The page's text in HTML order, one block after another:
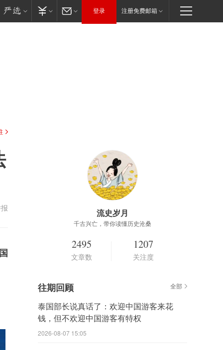
登录 注册免费邮箱
流史岁月
千古兴亡，带你读懂历史沧桑
2495
文章数
1207
关注度
往期回顾 全部
泰国部长说真话了：欢迎中国游客来花
钱，但不欢迎中国游客有特权
2026-08-07 15:05